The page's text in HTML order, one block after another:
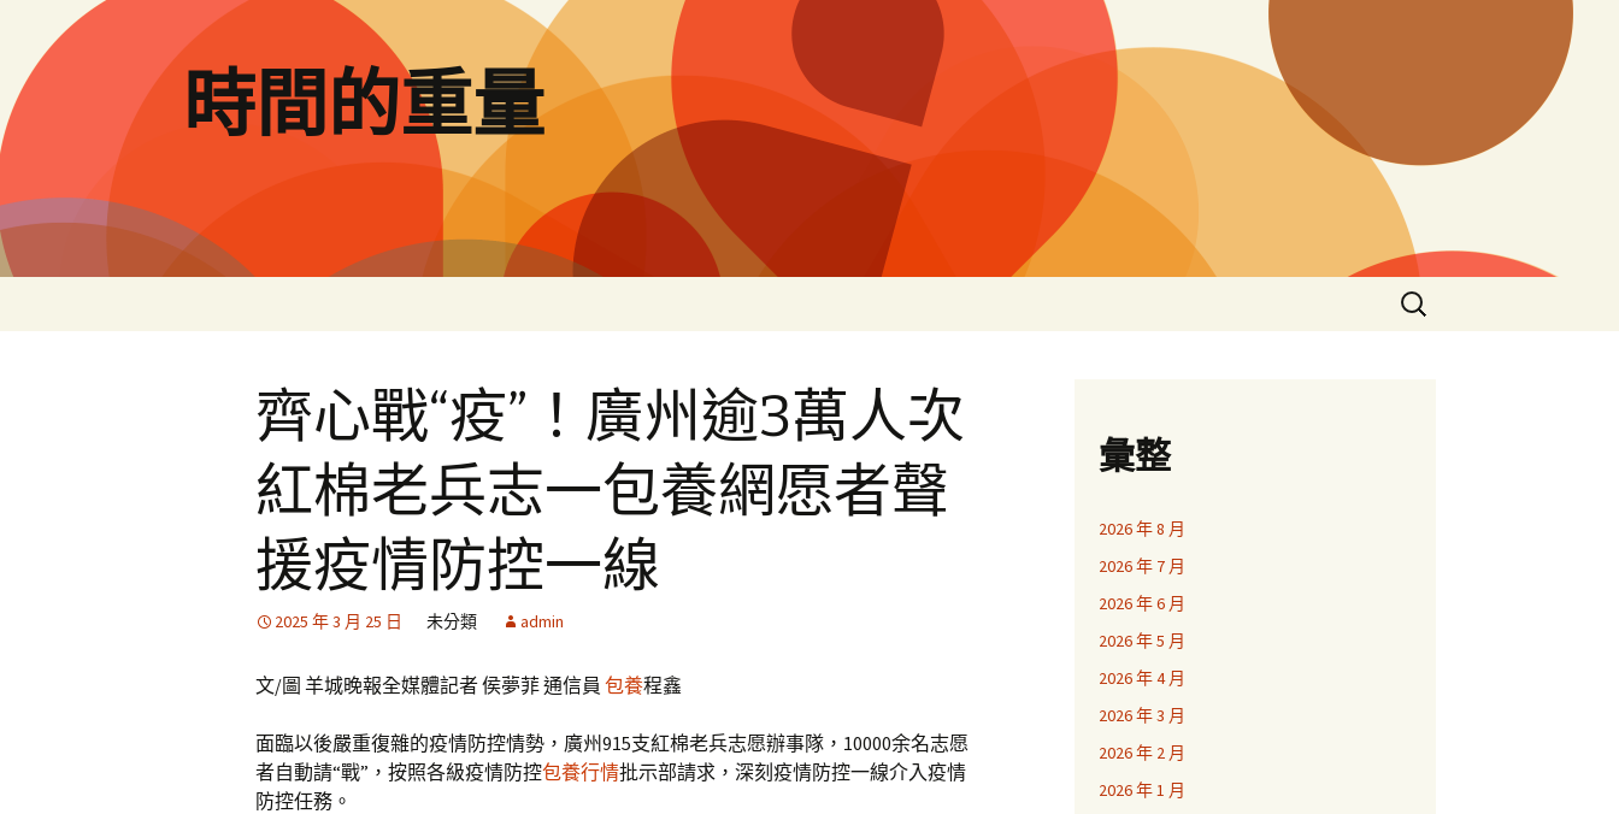
要
內
容
時間的重量
搜
尋
齊心戰“疫”！廣州逾3萬人次
紅棉老兵志一包養網愿者聲
援疫情防控一線
2025 年 3 月 25 日 未分類 admin
文/圖 羊城晚報全媒體記者 侯夢菲 通信員 包養程鑫
面臨以後嚴重復雜的疫情防控情勢，廣州915支紅棉老兵志愿辦事隊，10000余名志愿
者自動請“戰”，按照各級疫情防控包養行情批示部請求，深刻疫情防控一線介入疫情
防控任務。
彙整
2026 年 8 月
2026 年 7 月
2026 年 6 月
2026 年 5 月
2026 年 4 月
2026 年 3 月
2026 年 2 月
2026 年 1 月